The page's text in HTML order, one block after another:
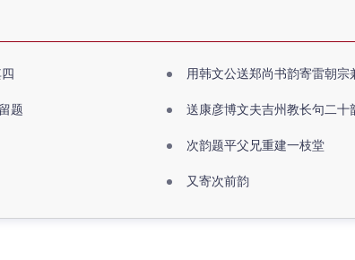
用韩文公送郑尚书韵寄雷朝宗兼属欧
题 送康彦博文夫吉州教长句二十
次韵题平父兄重建一枝堂
又寄次前韵